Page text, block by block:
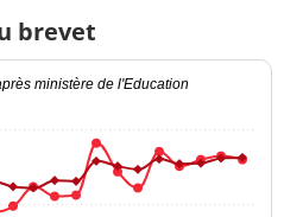
brevet
ministère de l'Education